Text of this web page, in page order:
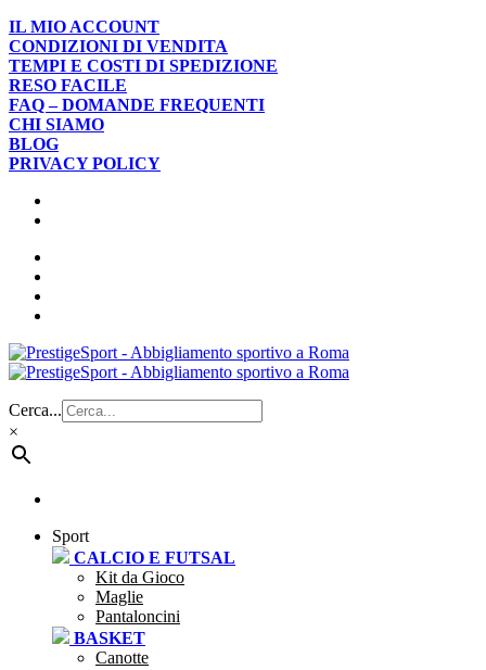
IL MIO ACCOUNT
CONDIZIONI DI VENDITA
TEMPI E COSTI DI SPEDIZIONE
RESO FACILE
FAQ – DOMANDE FREQUENTI
CHI SIAMO
BLOG
PRIVACY POLICY
Cerca...
×
Sport
CALCIO E FUTSAL
Kit da Gioco
Maglie
Pantaloncini
BASKET
Canotte